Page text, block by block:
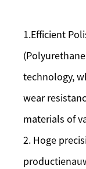
1.Efficient
technology,
wear
materials of
2. Hoge